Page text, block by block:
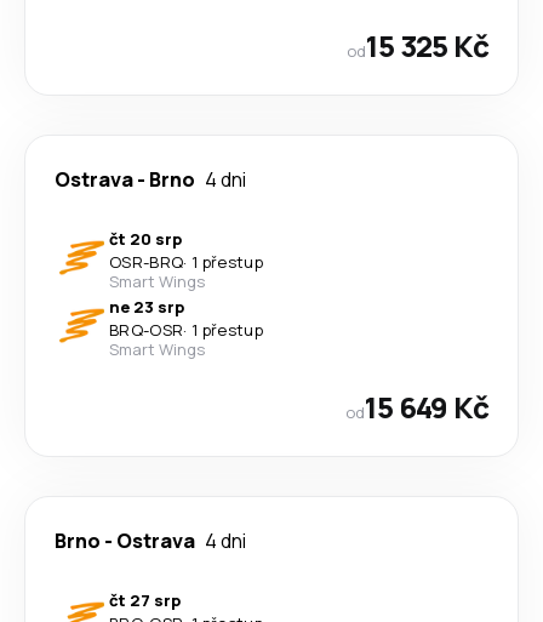
od15 325 Kč
Ostrava- Brno 4 dni
čt 20 srp
OSR-BRQ· 1 přestup
Smart Wings
ne 23 srp
BRQ-OSR· 1 přestup
Smart Wings
od15 649 Kč
Brno - Ostrava 4 dni
čt 27 srp